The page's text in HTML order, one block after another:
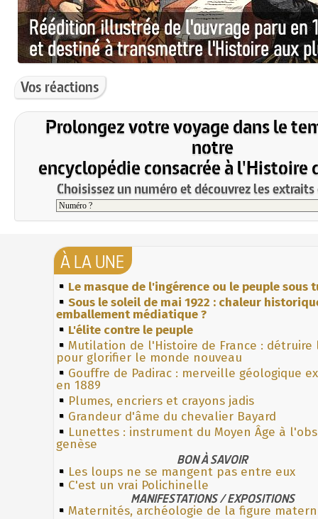
Vos réactions
Prolongez votre voyage dans le
notre
encyclopédie consacrée à l'Histoire
Choisissez un numéro et découvrez les
À LA UNE
Le masque de l'ingérence ou le peuple sous
Sous le soleil de mai 1922 : chaleur
emballement médiatique ?
L'élite contre le peuple
Mutilation de l'Histoire de France : détruire
pour glorifier le monde nouveau
Gouffre de Padirac : merveille géologique
en 1889
Plumes, encriers et crayons jadis
Grandeur d'âme du chevalier Bayard
Lunettes : instrument du Moyen Âge à
genèse
BON À SAVOIR
Les loups ne se mangent pas entre eux
C'est un vrai Polichinelle
MANIFESTATIONS / EXPOSITIONS
Maternités, archéologie de la figure